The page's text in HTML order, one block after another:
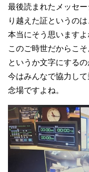
最後読まれたメッセ
り越えた証というのは
本当にそう思いますよ
このご時世だからこ
というか文字にする
今はみんなで協力し
念場ですよね。